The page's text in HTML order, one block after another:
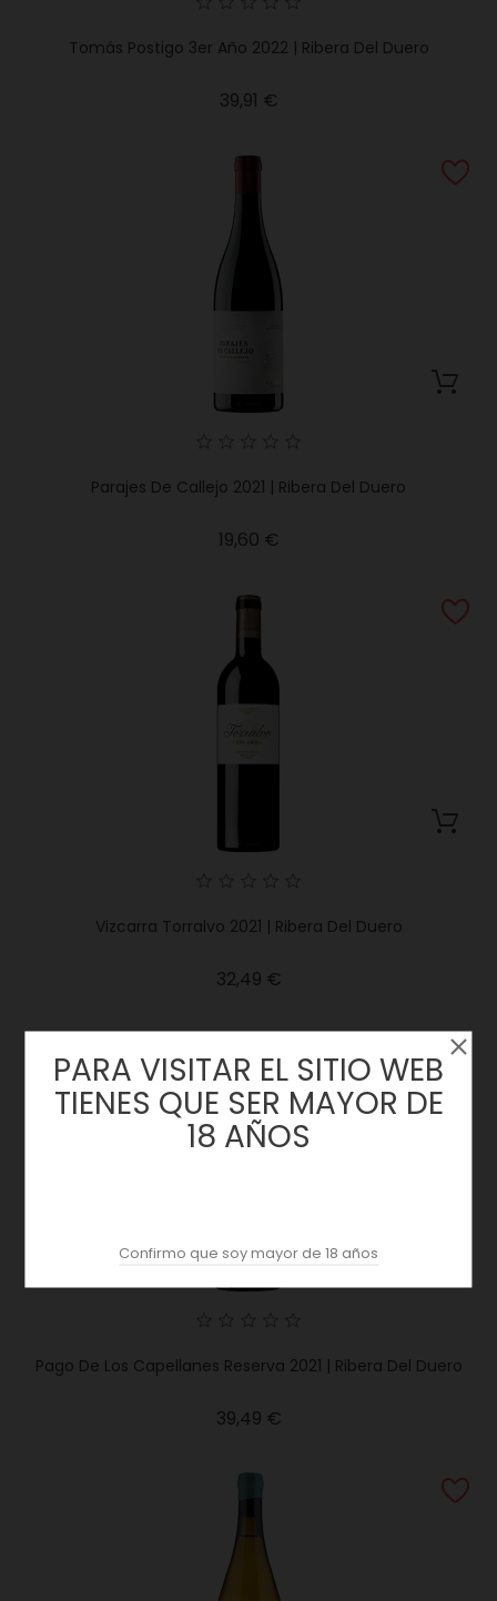
Tomás Postigo 3er Año 2022 | Ribera Del Duero
39,91 €
Parajes De Callejo 2021 | Ribera Del Duero
19,60 €
Vizcarra Torralvo 2021 | Ribera Del Duero
32,49 €
Pago De Los Capellanes Reserva 2021 | Ribera Del Duero
39,49 €
PARA VISITAR EL SITIO WEB
TIENES QUE SER MAYOR DE
18 AÑOS
Confirmo que soy mayor de 18 años